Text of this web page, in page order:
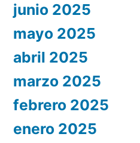
junio 2025
mayo 2025
abril 2025
marzo 2025
febrero 2025
enero 2025